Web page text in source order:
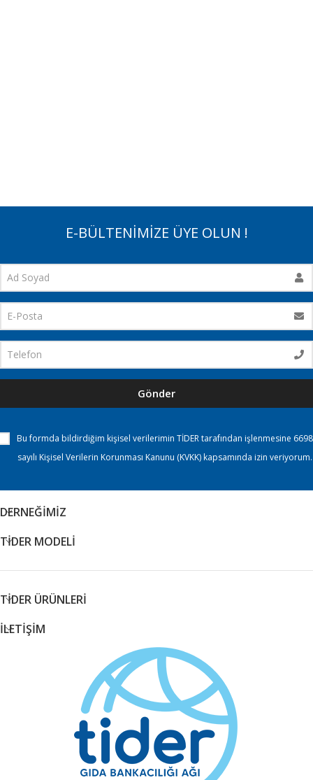
E-BÜLTENİMİZE ÜYE OLUN !
Gönder
Bu formda bildirdiğim kişisel verilerimin TİDER tarafından işlenmesine 6698
sayılı Kişisel Verilerin Korunması Kanunu (KVKK) kapsamında izin veriyorum.
DERNEĞİMİZ
TİDER MODELİ
TİDER ÜRÜNLERİ
İLETİŞİM